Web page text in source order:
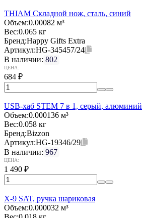
THIAM Складной нож, сталь, синий
Объем:0.00082 м³
Вес:0.065 кг
Бренд:Happy Gifts Extra
Артикул:HG-345457/24
В наличии: 802
ЦЕНА:
684 ₽
USB-хаб STEM 7 в 1, серый, алюминий
Объем:0.000136 м³
Вес:0.058 кг
Бренд:Bizzon
Артикул:HG-19346/29
В наличии: 967
ЦЕНА:
1 490 ₽
X-9 SAT, ручка шариковая
Объем:0.000032 м³